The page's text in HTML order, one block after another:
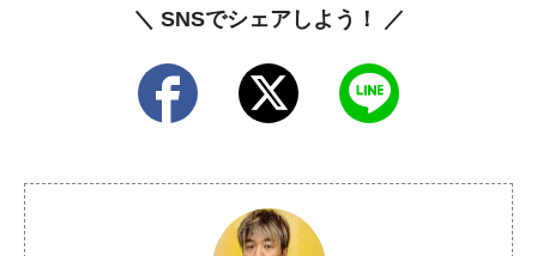
＼ SNSでシェアしよう！ ／